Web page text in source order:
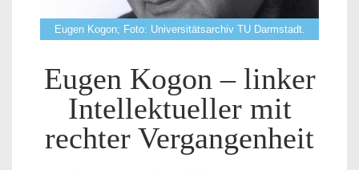
Eugen Kogon; Foto: Universitätsarchiv TU Darmstadt.
Eugen Kogon – linker
Intellektueller mit
rechter Vergangenheit